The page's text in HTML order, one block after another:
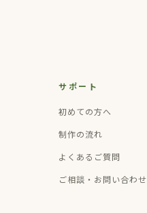
サポート
初めての方へ
制作の流れ
よくあるご質問
ご相談・お問い合わせ